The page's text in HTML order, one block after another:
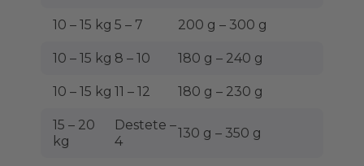
10 – 15 kg 5 – 7 200 g – 300 g
10 – 15 kg 8 – 10 180 g – 240 g
10 – 15 kg 11 – 12 180 g – 230 g
15 – 20
kg
Destete –
4
130 g – 350 g